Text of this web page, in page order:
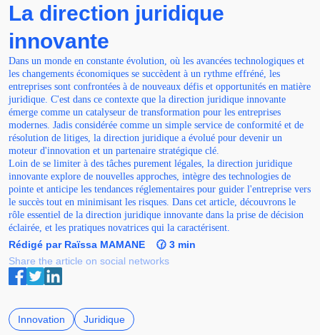
La direction juridique
innovante
Dans un monde en constante évolution, où les avancées technologiques et
les changements économiques se succèdent à un rythme effréné, les
entreprises sont confrontées à de nouveaux défis et opportunités en matière
juridique. C'est dans ce contexte que la direction juridique innovante
émerge comme un catalyseur de transformation pour les entreprises
modernes. Jadis considérée comme un simple service de conformité et de
résolution de litiges, la direction juridique a évolué pour devenir un
moteur d'innovation et un partenaire stratégique clé.
Loin de se limiter à des tâches purement légales, la direction juridique
innovante explore de nouvelles approches, intègre des technologies de
pointe et anticipe les tendances réglementaires pour guider l'entreprise vers
le succès tout en minimisant les risques. Dans cet article, découvrons le
rôle essentiel de la direction juridique innovante dans la prise de décision
éclairée, et les pratiques novatrices qui la caractérisent.
Rédigé par Raïssa MAMANE
🕜 3 min
Share the article on social networks
Innovation Juridique